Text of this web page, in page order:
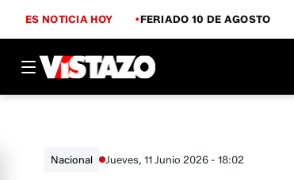
ES NOTICIA HOY FERIADO 10 DE AGOSTO
Nacional Jueves, 11 Junio 2026 - 18:02